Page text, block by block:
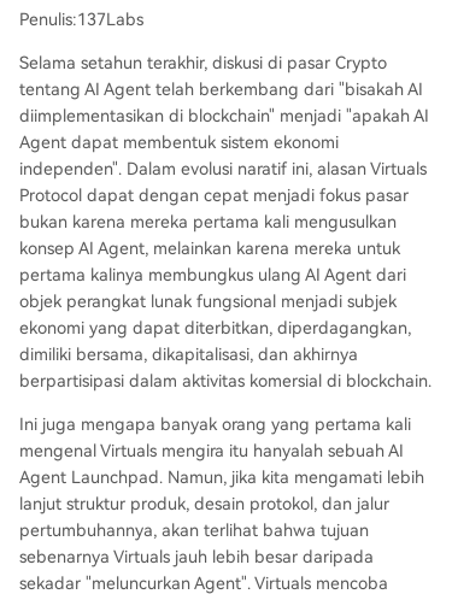
bentuk siklus ekonomi lengkap. Pertumbuhanny
menarik perhatian dan pengguna awal. Meski te
lah mencapai aGDP lebih dari $479 juta dari 18.
000+ Agent, tantangannya adalah membangun
aktivitas komersial nyata dan pendapatan yang
berkelanjutan, bukan hanya volume perdagang
an. Virtuals berevolusi dari platform aset menjad
i infrastruktur ekonomi Agent yang bertujuan me
mbentuk jaringan komersial otonom.
Penulis:137Labs
Selama setahun terakhir, diskusi di pasar Crypto
tentang AI Agent telah berkembang dari "bisakah AI
diimplementasikan di blockchain" menjadi "apakah AI
Agent dapat membentuk sistem ekonomi
independen". Dalam evolusi naratif ini, alasan Virtuals
Protocol dapat dengan cepat menjadi fokus pasar
bukan karena mereka pertama kali mengusulkan
konsep AI Agent, melainkan karena mereka untuk
pertama kalinya membungkus ulang AI Agent dari
objek perangkat lunak fungsional menjadi subjek
ekonomi yang dapat diterbitkan, diperdagangkan,
dimiliki bersama, dikapitalisasi, dan akhirnya
berpartisipasi dalam aktivitas komersial di blockchain.
Ini juga mengapa banyak orang yang pertama kali
mengenal Virtuals mengira itu hanyalah sebuah AI
Agent Launchpad. Namun, jika kita mengamati lebih
lanjut struktur produk, desain protokol, dan jalur
pertumbuhannya, akan terlihat bahwa tujuan
sebenarnya Virtuals jauh lebih besar daripada
sekadar "meluncurkan Agent". Virtuals mencoba